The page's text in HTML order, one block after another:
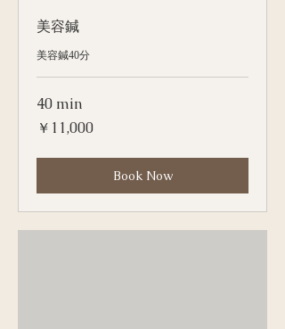
美容鍼
美容鍼40分
40 min
11,000
円
￥11,000
Book Now